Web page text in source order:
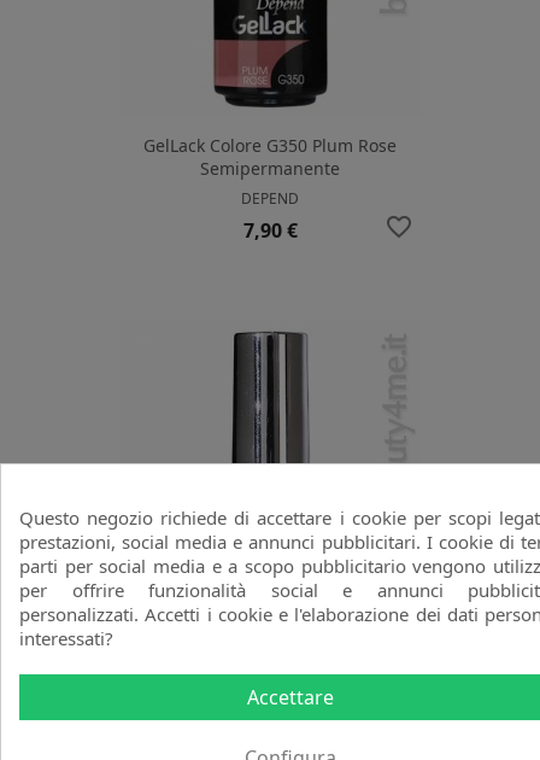
GelLack Colore G350 Plum Rose
Semipermanente
DEPEND
Prezzo
7,90 € favorite_border
DEPEND
favorite_border
Questo negozio richiede di accettare i cookie per scopi
prestazioni, social media e annunci pubblicitari. I cookie di
parti per social media e a scopo pubblicitario vengono
per offrire funzionalità social e annunci
personalizzati. Accetti i cookie e l'elaborazione dei dati
interessati?
Accettare